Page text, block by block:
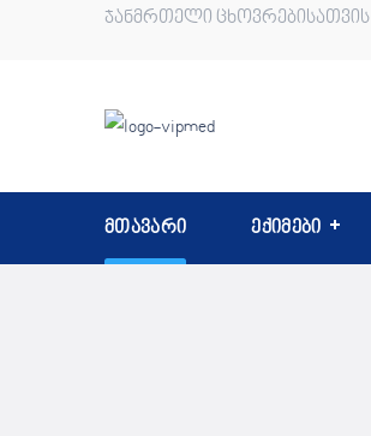
ჯანმრთელი ცხოვრებისათვის
მთავარი ექიმები